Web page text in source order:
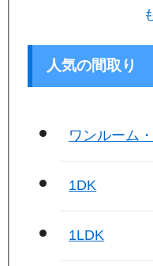
人気の間取り
ワンルーム
1DK
1LDK